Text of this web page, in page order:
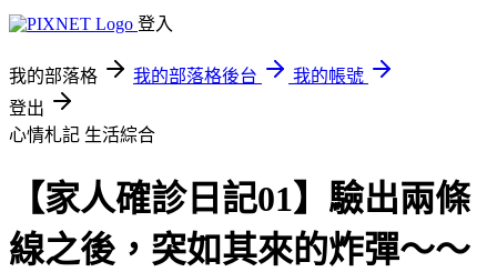
登入
我的部落格 我的部落格後台
我的帳號
登出
心情札記 生活綜合
【家人確診日記01】驗出兩條
線之後，突如其來的炸彈～～